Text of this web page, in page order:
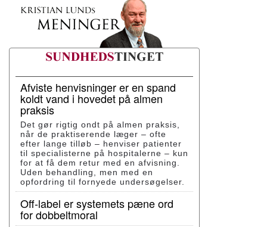
Afviste henvisninger er en spand
koldt vand i hovedet på almen
praksis
Det gør rigtig ondt på almen praksis,
når de praktiserende læger – ofte
efter lange tilløb – henviser patienter
til specialisterne på hospitalerne – kun
for at få dem retur med en afvisning.
Uden behandling, men med en
opfordring til fornyede undersøgelser.
Off-label er systemets pæne ord
for dobbeltmoral